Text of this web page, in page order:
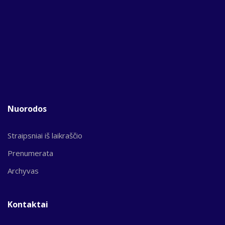
Nuorodos
Straipsniai iš laikraščio
Prenumerata
Archyvas
Kontaktai